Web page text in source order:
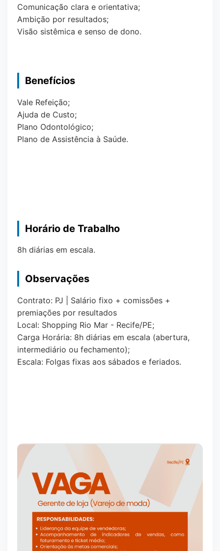
Comunicação clara e orientativa;
Ambição por resultados;
Visão sistêmica e senso de dono.
Benefícios
Vale Refeição;
Ajuda de Custo;
Plano Odontológico;
Plano de Assistência à Saúde.
Horário de Trabalho
8h diárias em escala.
Observações
Contrato: PJ | Salário fixo + comissões +
premiações por resultados
Local: Shopping Rio Mar - Recife/PE;
Carga Horária: 8h diárias em escala (abertura,
intermediário ou fechamento);
Escala: Folgas fixas aos sábados e feriados.